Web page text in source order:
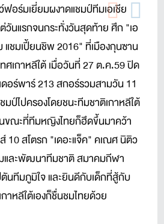
อร์มเยี่ยมผงาดแชมป์ทีมเอเชีย
วันแรกจนกระทั่งวันสุดท้าย ศึก "เอ
แชมเปี้ยนชิพ 2016" ที่เมืองกุนซาน
ศเกาหลีใต้ เมื่อวันที่ 27 ต.ค.59 ปิด
อร์พาร์ 213 สกอร์รวมสามวัน 11
มป์ไปครองโดยชนะทีมชาติเกาหลีใต้
นขณะที่ทีมหญิงไทยก็ฮึดขึ้นมาคว้า
สโตรก "เดอะแจ็ค" คเณศ นิติว
และพัฒนาทีมชาติ สมาคมกีฬา
นทีมภูมิใจ และยินดีกับเด็กที่สู้กับ
าหลีใต้เองก็ชื่นชมไทยด้วย